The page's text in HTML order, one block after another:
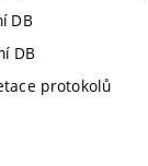
DB
DB
protokolů